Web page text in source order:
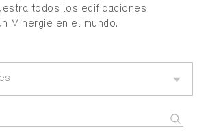
todos los edificaciones
Minergie en el mundo.